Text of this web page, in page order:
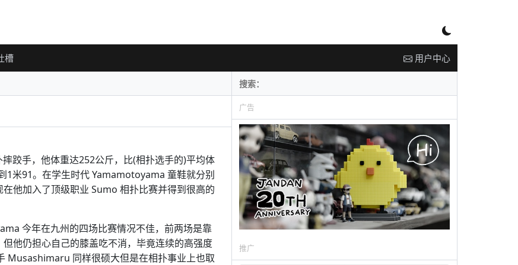
槽 用户中心
跤手，他体重达252公斤，比(相扑选手的)平均体
1米91。在学生时代 Yamamotoyama 童鞋就分别
他加入了顶级职业 Sumo 相扑比赛并得到很高的
今年在九州的四场比赛情况不佳，前两场是靠
他仍担心自己的膝盖吃不消，毕竟连续的高强度
Musashimaru 同样很硕大但是在相扑事业上也取
广告
推广